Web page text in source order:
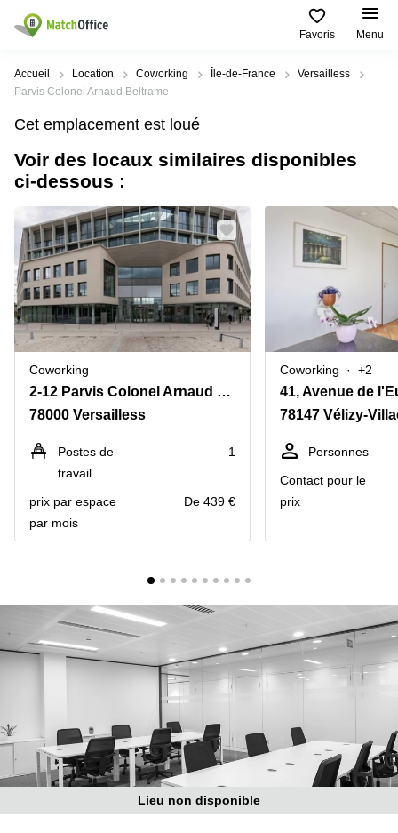
Favoris Menu
Rechercher / publier
Pages
de
Bureau
Centre
d’affaires
Coworking
Salles
de
réunion
Bureau
virtuel
Villes
Populaires
Paris
Lyon
Bordeaux
Marseille
Nantes
Toulouse
Strasbourg
Recherches
populaires
Centres
d'affaires
Location
bureau
Lille
Coworking
Paris
Coworking
Lyon
Coworking
d'affaires
Coworking
Toulouse
Coworking
d'affaires
Lyon
Location
bureaux
d'affaires
Montpellier
Aide
Qui sommes-nous?
Publier un local
Prix
Connexion
Accueil Location Coworking Île-de-France
Versailless
Parvis Colonel Arnaud Beltrame
Cet emplacement est loué
Voir des locaux similaires disponibles
ci-dessous :
Coworking
2-12 Parvis Colonel Arnaud Beltrame
78000 Versailless
Postes de
travail
1
prix par espace
par mois
De 439 €
Coworking +2
41, Avenue de
78147 Vélizy-
Personnes
Contact pour le
prix
Lieu non disponible